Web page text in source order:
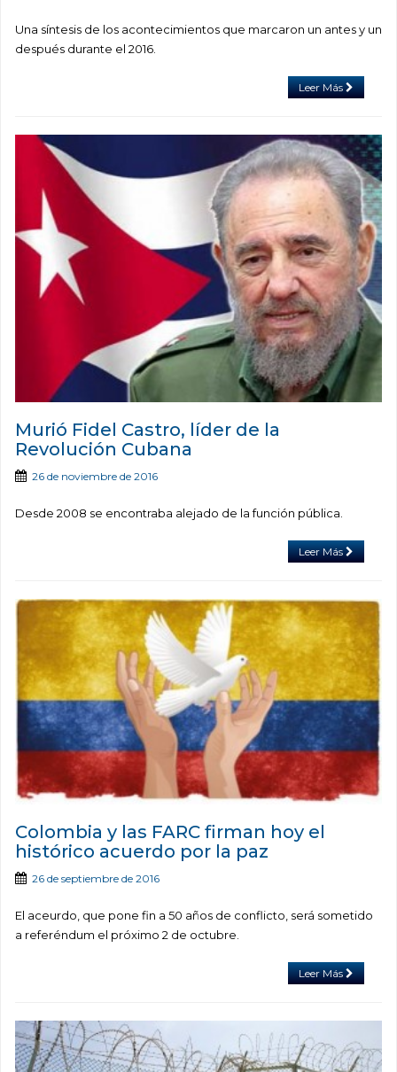
Una síntesis de los acontecimientos que marcaron un antes y un
después durante el 2016.
Leer Más
Murió Fidel Castro, líder de la
Revolución Cubana
26 de noviembre de 2016
Desde 2008 se encontraba alejado de la función pública.
Leer Más
Colombia y las FARC firman hoy el
histórico acuerdo por la paz
26 de septiembre de 2016
El aceurdo, que pone fin a 50 años de conflicto, será sometido
a referéndum el próximo 2 de octubre.
Leer Más